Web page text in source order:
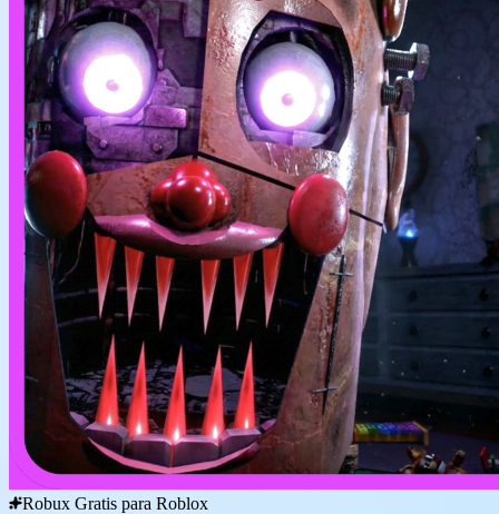
Robux Gratis para Roblox